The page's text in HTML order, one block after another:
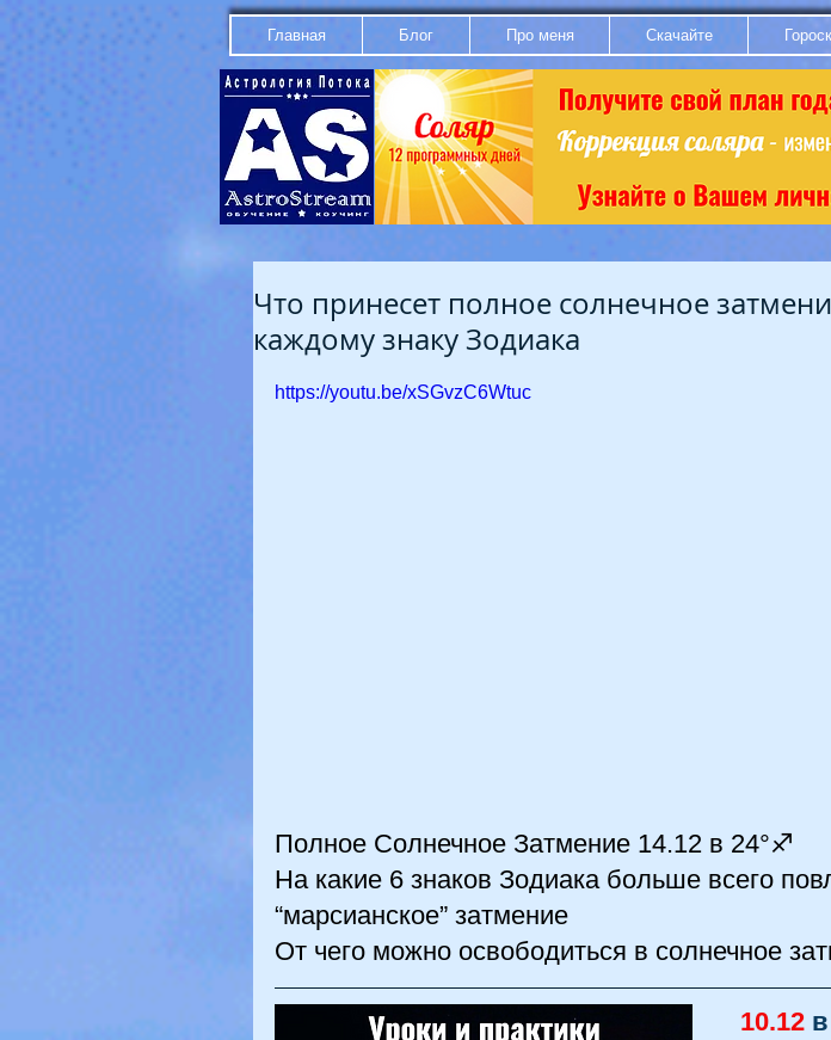
Главная Блог Про меня Скачайте
Что принесет полное солнечное
каждому знаку Зодиака
https://youtu.be/xSGvzC6Wtuc
Полное Солнечное Затмение 14.12 в 24°♐
На какие 6 знаков Зодиака больше всего
“марсианское” затмение
От чего можно освободиться в солнечное
10.12 в